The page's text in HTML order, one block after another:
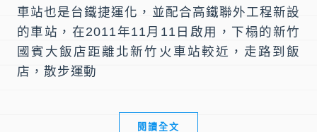
車站也是台鐵捷運化，並配合高鐵聯外工程新設
的車站，在2011年11月11日啟用，下榻的新竹
國賓大飯店距離北新竹火車站較近，走路到飯
店，散步運動
閱讀全文